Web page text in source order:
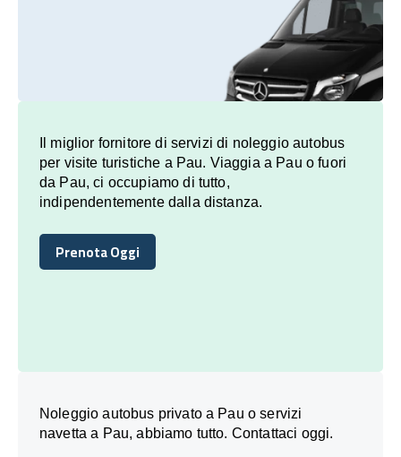
Il miglior fornitore di servizi di noleggio autobus
per visite turistiche a Pau. Viaggia a Pau o fuori
da Pau, ci occupiamo di tutto,
indipendentemente dalla distanza.
Prenota Oggi
Prenota Oggi
Noleggio autobus privato a Pau o servizi
navetta a Pau, abbiamo tutto. Contattaci oggi.